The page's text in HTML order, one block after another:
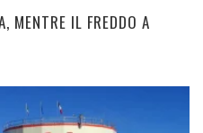
MENTRE IL FREDDO A